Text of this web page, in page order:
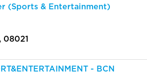
(Sports & Entertainment)
08021
- BCN